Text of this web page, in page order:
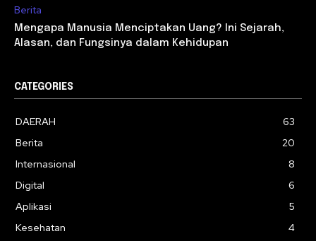
Berita
Mengapa Manusia Menciptakan Uang? Ini Sejarah,
Alasan, dan Fungsinya dalam Kehidupan
CATEGORIES
DAERAH
63
Berita
20
Internasional
8
Digital
6
Aplikasi
5
Kesehatan
4